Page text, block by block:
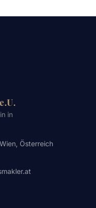
in
Österreich